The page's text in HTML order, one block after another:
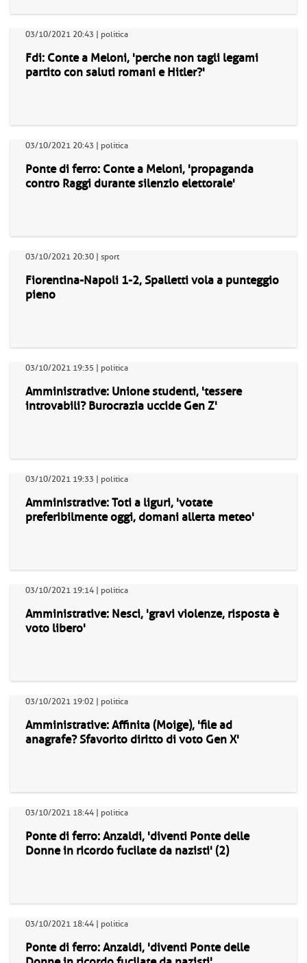
03/10/2021 20:43 | politica
Fdi: Conte a Meloni, 'perche non tagli legami
partito con saluti romani e Hitler?'
03/10/2021 20:43 | politica
Ponte di ferro: Conte a Meloni, 'propaganda
contro Raggi durante silenzio elettorale'
03/10/2021 20:30 | sport
Fiorentina-Napoli 1-2, Spalletti vola a punteggio
pieno
03/10/2021 19:35 | politica
Amministrative: Unione studenti, 'tessere
introvabili? Burocrazia uccide Gen Z'
03/10/2021 19:33 | politica
Amministrative: Toti a liguri, 'votate
preferibilmente oggi, domani allerta meteo'
03/10/2021 19:14 | politica
Amministrative: Nesci, 'gravi violenze, risposta è
voto libero'
03/10/2021 19:02 | politica
Amministrative: Affinita (Moige), 'file ad
anagrafe? Sfavorito diritto di voto Gen X'
03/10/2021 18:44 | politica
Ponte di ferro: Anzaldi, 'diventi Ponte delle
Donne in ricordo fucilate da nazisti' (2)
03/10/2021 18:44 | politica
Ponte di ferro: Anzaldi, 'diventi Ponte delle